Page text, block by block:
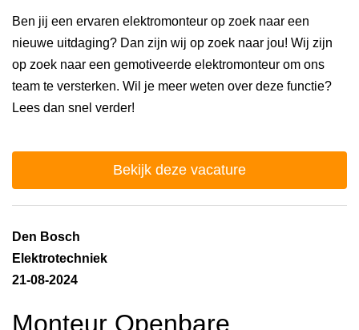
Ben jij een ervaren elektromonteur op zoek naar een
nieuwe uitdaging? Dan zijn wij op zoek naar jou! Wij zijn
op zoek naar een gemotiveerde elektromonteur om ons
team te versterken. Wil je meer weten over deze functie?
Lees dan snel verder!
Bekijk deze vacature
Den Bosch
Elektrotechniek
21-08-2024
Monteur Openbare